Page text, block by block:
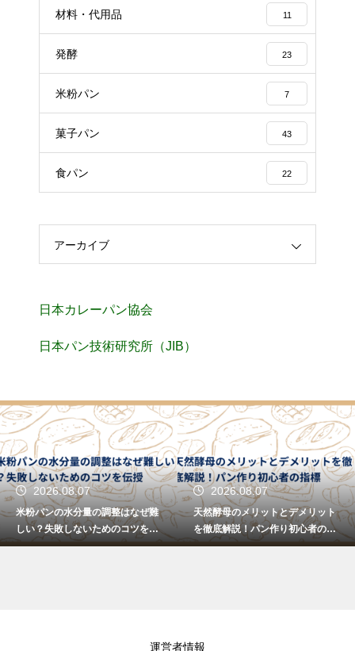
材料・代用品 11
発酵 23
米粉パン 7
菓子パン 43
食パン 22
アーカイブ
日本カレーパン協会
日本パン技術研究所（JIB）
2026.08.07
米粉パンの水分量の調整はなぜ難
しい？失敗しないためのコツを伝
授
2026.08.07
天然酵母のメリットとデメリット
を徹底解説！パン作り初心者の指
標
運営者情報